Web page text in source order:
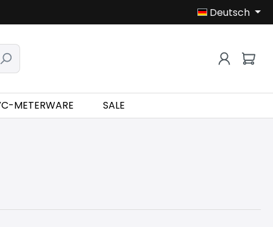
Deutsch
METERWARE SALE